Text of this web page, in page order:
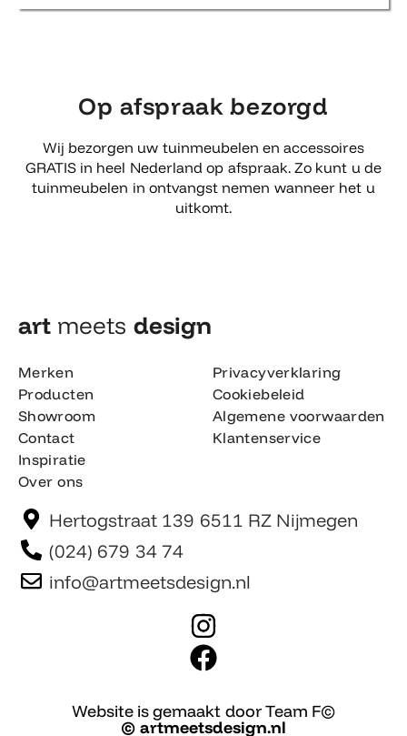
Op afspraak bezorgd
Wij bezorgen uw tuinmeubelen en accessoires
GRATIS in heel Nederland op afspraak. Zo kunt u de
tuinmeubelen in ontvangst nemen wanneer het u
uitkomt.
art meets design​
Merken
Producten
Showroom
Contact
Inspiratie
Over ons
Privacyverklaring
Cookiebeleid
Algemene voorwaarden
Klantenservice
Hertogstraat 139 6511 RZ Nijmegen
(024) 679 34 74
info@artmeetsdesign.nl
I
n
s
t
F
c
Website is gemaakt door Team F©
© artmeetsdesign.nl